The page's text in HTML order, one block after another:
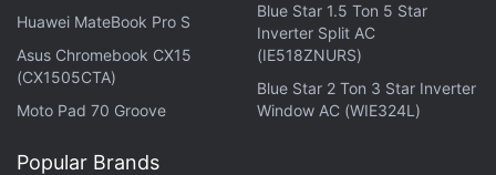
Huawei MateBook Pro S
Asus Chromebook CX15
(CX1505CTA)
Moto Pad 70 Groove
Blue Star 1.5 Ton 5 Star
Inverter Split AC
(IE518ZNURS)
Blue Star 2 Ton 3 Star Inverter
Window AC (WIE324L)
Popular Brands